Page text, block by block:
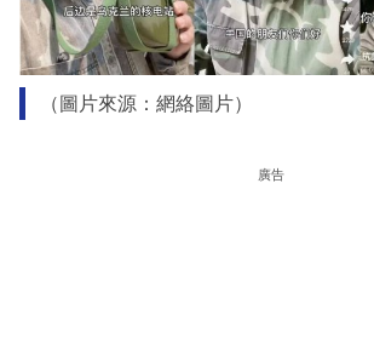
（圖片來源：網絡圖片）
廣告